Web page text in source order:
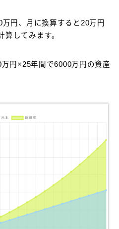
円、月に換算すると20万円
算してみます。
円×25年間で6000万円の資産